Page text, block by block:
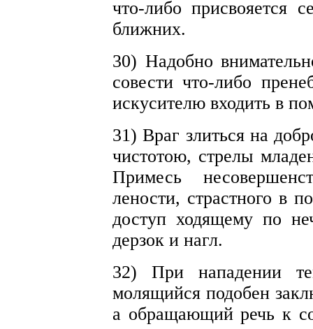
что-либо присвояется
ближних.
30) Надобно
совести что-либо
искусителю входить в
31) Враг злиться на
чистотою, стрелы
Примесь
лености, страстного в
доступ ходящему по
дерзок и нагл.
32) При нападении
молящийся подобен
а обращающий речь к